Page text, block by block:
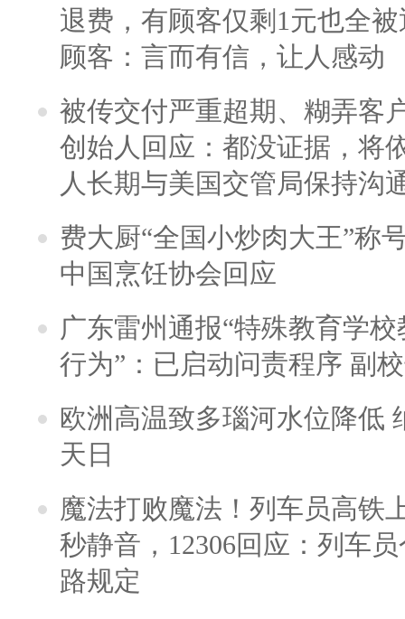
退费，有顾客仅剩1元也全
顾客：言而有信，让人感动
被传交付严重超期、糊弄客
创始人回应：都没证据，将
人长期与美国交管局保持沟
费大厨“全国小炒肉大王”称
中国烹饪协会回应
广东雷州通报“特殊教育学
行为”：已启动问责程序 副
欧洲高温致多瑙河水位降低
天日
魔法打败魔法！列车员高铁
秒静音，12306回应：列车
路规定